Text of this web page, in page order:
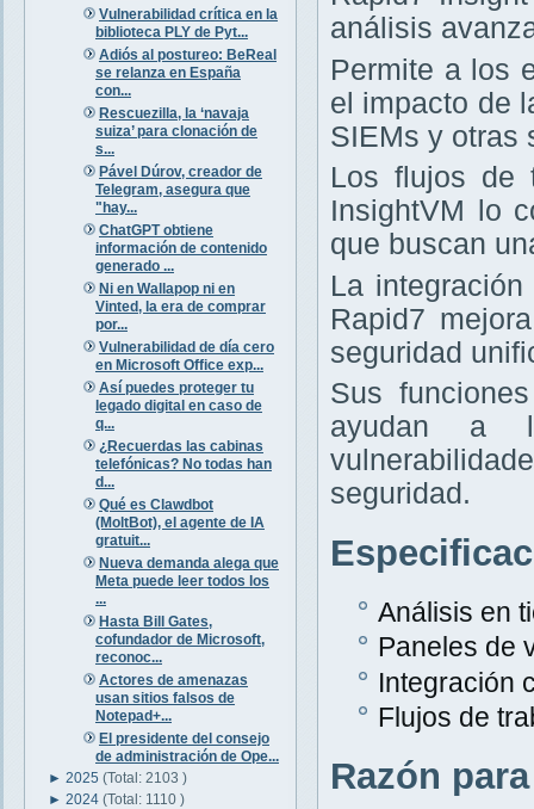
Vulnerabilidad crítica en la
biblioteca PLY de Pyt...
Adiós al postureo: BeReal
se relanza en España
con...
Rescuezilla, la ‘navaja
suiza’ para clonación de
s...
Pável Dúrov, creador de
Telegram, asegura que
"hay...
ChatGPT obtiene
información de contenido
generado ...
Ni en Wallapop ni en
Vinted, la era de comprar
por...
Vulnerabilidad de día cero
en Microsoft Office exp...
Así puedes proteger tu
legado digital en caso de
q...
¿Recuerdas las cabinas
telefónicas? No todas han
d...
Qué es Clawdbot
(MoltBot), el agente de IA
gratuit...
Nueva demanda alega que
Meta puede leer todos los
...
Hasta Bill Gates,
cofundador de Microsoft,
reconoc...
Actores de amenazas
usan sitios falsos de
Notepad+...
El presidente del consejo
de administración de Ope...
► 2025 (Total: 2103 )
► 2024 (Total: 1110 )
análisis
Permite a los
el impacto de
SIEMs y otras
Los flujos de
InsightVM lo
que buscan
La
Rapid7
seguridad
Sus
ayudan a
seguridad.
Análisis en
Paneles de
Integración
Flujos de
Razón